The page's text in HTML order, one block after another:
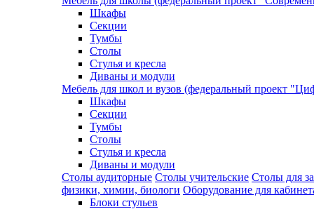
Шкафы
Секции
Тумбы
Столы
Стулья и кресла
Диваны и модули
Мебель для школ и вузов (федеральный проект
Шкафы
Секции
Тумбы
Столы
Стулья и кресла
Диваны и модули
Столы аудиторные Столы учительские Столы для
физики, химии, биологи Оборудование для
Блоки стульев